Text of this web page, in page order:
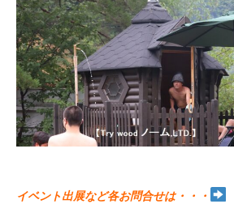
イベント出展など各お問合せは・・・